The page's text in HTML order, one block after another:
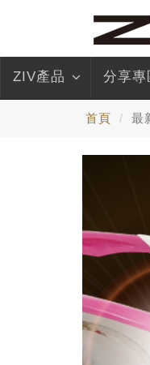
ZIV產品 分享專
首頁 最